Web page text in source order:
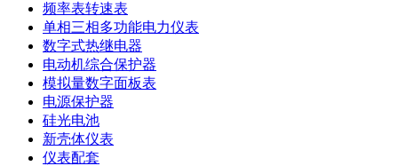
频率表转速表
单相三相多功能电力仪表
数字式热继电器
电动机综合保护器
模拟量数字面板表
电源保护器
硅光电池
新壳体仪表
仪表配套